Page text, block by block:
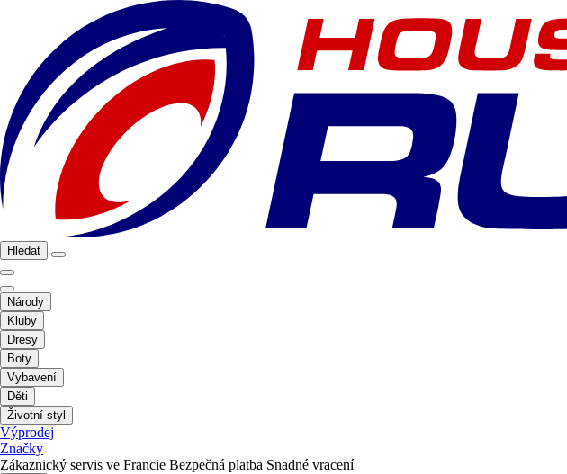
Hledat
Národy
Kluby
Dresy
Boty
Vybavení
Děti
Životní styl
Výprodej
Značky
Zákaznický servis ve Francie Bezpečná platba Snadné vracení